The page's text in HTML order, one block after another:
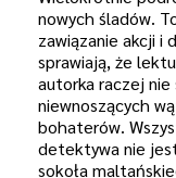
nowych śladów.
zawiązanie akcji i
sprawiają, że
autorka raczej nie
niewnoszących
bohaterów.
detektywa nie
sokoła